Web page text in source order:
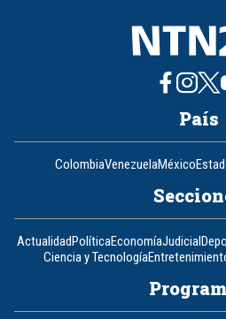
País
ColombiaVenezuelaMéxico
ActualidadPolíticaEconomíaJudicial
Ciencia y Tecnología